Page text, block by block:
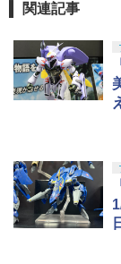
関連記事